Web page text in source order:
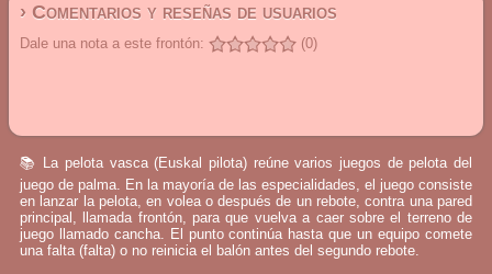
› Comentarios y reseñas de usuarios
Dale una nota a este frontón: (0)
📚 La pelota vasca (Euskal pilota) reúne varios juegos de pelota del
juego de palma. En la mayoría de las especialidades, el juego consiste
en lanzar la pelota, en volea o después de un rebote, contra una pared
principal, llamada frontón, para que vuelva a caer sobre el terreno de
juego llamado cancha. El punto continúa hasta que un equipo comete
una falta (falta) o no reinicia el balón antes del segundo rebote.